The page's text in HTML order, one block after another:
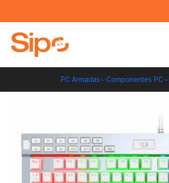
PC Armadas Componentes PC